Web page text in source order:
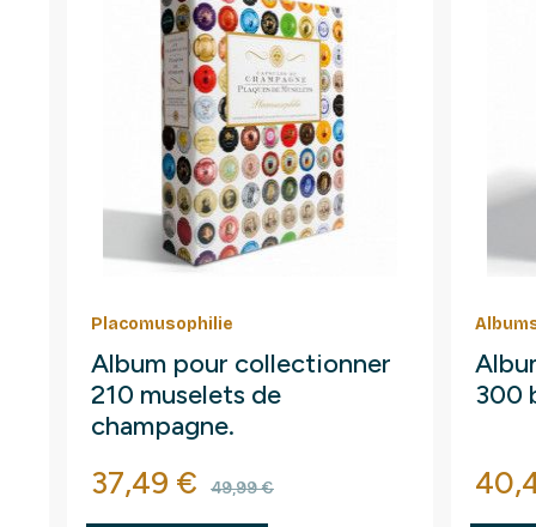
Placomusophilie
Album pour collectionner
210 muselets de
champagne.
Prix
37,49 € Prix de base
49,99 €
300
Prix